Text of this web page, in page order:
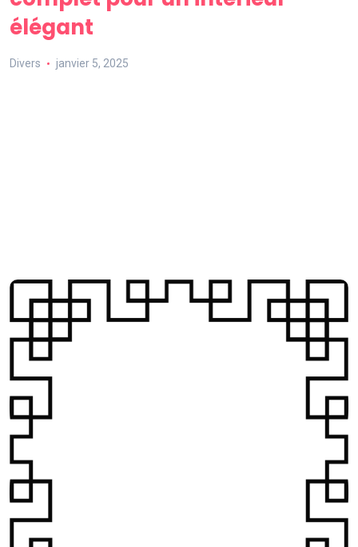
élégant
Divers janvier 5, 2025